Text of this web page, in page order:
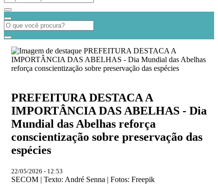
PREFEITURA DESTACA A
IMPORTÂNCIA DAS ABELHAS - Dia
Mundial das Abelhas reforça
conscientização sobre preservação das
espécies
22/05/2026 - 12:53
SECOM | Texto: André Senna | Fotos: Freepik